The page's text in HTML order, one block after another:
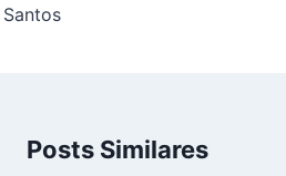
Santos
Posts Similares